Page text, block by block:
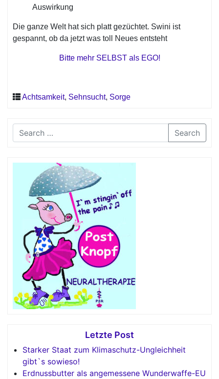
Auswirkung
Die ganze Welt hat sich platt gezüchtet. Swini ist
gespannt, ob da jetzt was toll Neues entsteht
Bitte mehr SELBST als EGO!
Achtsamkeit, Sehnsucht, Sorge
Search
Letzte Post
Starker Staat zum Klimaschutz-Ungleichheit
gibt`s sowieso!
Erdnussbutter als angemessene Wunderwaffe-EU